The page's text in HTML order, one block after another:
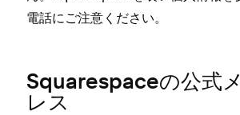
電話にご注意ください⁠。
Squarespaceの公式
レス